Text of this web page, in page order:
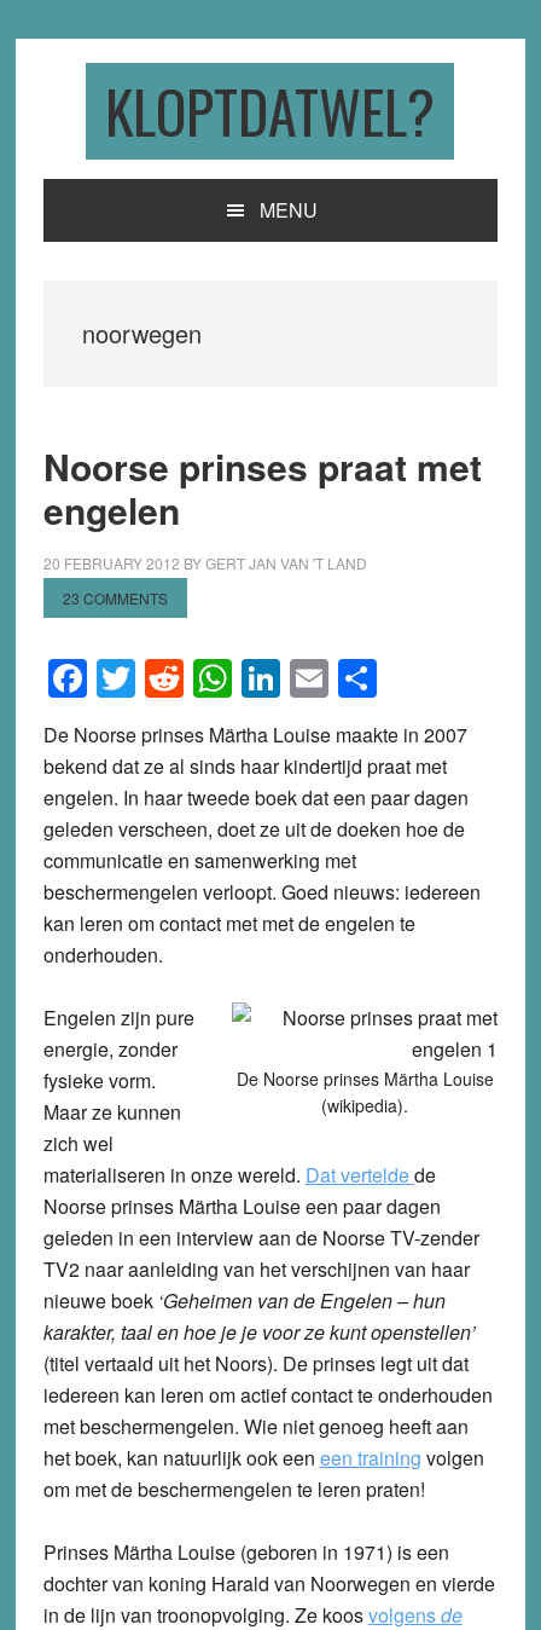
KLOPTDATWEL?
MENU
noorwegen
Noorse prinses praat met
engelen
20 FEBRUARY 2012 BYGERT JAN VAN 'T LAND
23 COMMENTS
Facebook
Twitter
Reddit
WhatsApp
LinkedIn
EmailShare
De Noorse prinses Märtha Louise maakte in 2007
bekend dat ze al sinds haar kindertijd praat met
engelen. In haar tweede boek dat een paar dagen
geleden verscheen, doet ze uit de doeken hoe de
communicatie en samenwerking met
beschermengelen verloopt. Goed nieuws: iedereen
kan leren om contact met met de engelen te
onderhouden.
De Noorse prinses Märtha Louise
(wikipedia).
Engelen zijn pure
energie, zonder
fysieke vorm.
Maar ze kunnen
zich wel
materialiseren in onze wereld. Dat verteldede
Noorse prinses Märtha Louise een paar dagen
geleden in een interview aan de Noorse TV-zender
TV2 naar aanleiding van het verschijnen van haar
nieuwe boek ‘Geheimen van de Engelen – hun
karakter, taal en hoe je je voor ze kunt openstellen’
(titel vertaald uit het Noors). De prinses legt uit dat
iedereen kan leren om actief contact te onderhouden
met beschermengelen. Wie niet genoeg heeft aan
het boek, kan natuurlijk ook een een training volgen
om met de beschermengelen te leren praten!
Prinses Märtha Louise (geboren in 1971) is een
dochter van koning Harald van Noorwegen en vierde
in de lijn van troonopvolging. Ze koosvolgensde